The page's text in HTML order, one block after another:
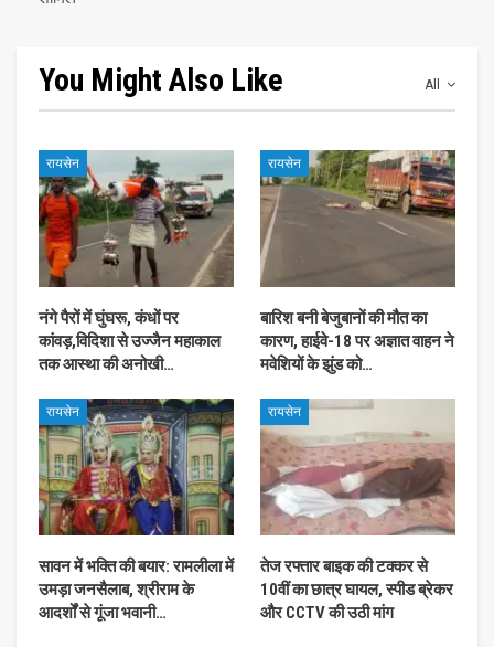
All
You Might Also Like
रायसेन
नंगे पैरों में घुंघरू, कंधों पर
कांवड़,विदिशा से उज्जैन महाकाल
तक आस्था की अनोखी…
रायसेन
बारिश बनी बेजुबानों की मौत का
कारण, हाईवे-18 पर अज्ञात वाहन ने
मवेशियों के झुंड को…
रायसेन
सावन में भक्ति की बयार: रामलीला में
उमड़ा जनसैलाब, श्रीराम के
आदर्शों से गूंजा भवानी…
रायसेन
तेज रफ्तार बाइक की टक्कर से
10वीं का छात्र घायल, स्पीड ब्रेकर
और CCTV की उठी मांग